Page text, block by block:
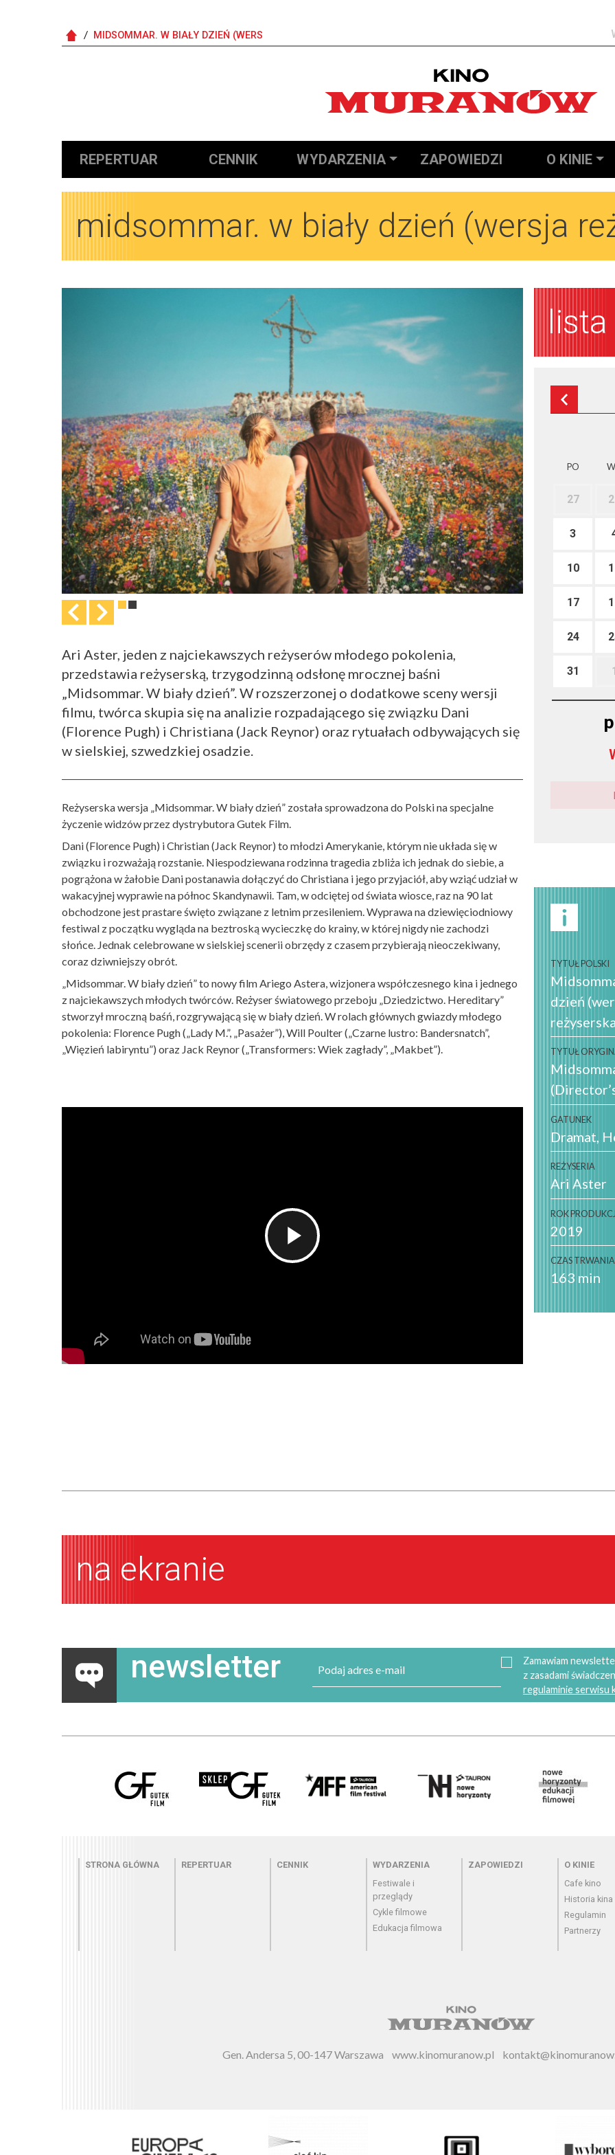
MIDSOMMAR. W BIAŁY DZIEŃ (WERS
Główna nawigacja
REPERTUAR CENNIK WYDARZENIA ZAPOWIEDZI O KINIE
midsommar. w biały dzień (wersja
Ari Aster, jeden z najciekawszych reżyserów młodego pokolenia,
przedstawia reżyserską, trzygodzinną odsłonę mrocznej baśni
„Midsommar. W biały dzień”. W rozszerzonej o dodatkowe sceny wersji
filmu, twórca skupia się na analizie rozpadającego się związku Dani
(Florence Pugh) i Christiana (Jack Reynor) oraz rytuałach odbywających się
w sielskiej, szwedzkiej osadzie.
Reżyserska wersja „Midsommar. W biały dzień” została sprowadzona do Polski na specjalne
życzenie widzów przez dystrybutora Gutek Film.
Dani (Florence Pugh) i Christian (Jack Reynor) to młodzi Amerykanie, którym nie układa się w
związku i rozważają rozstanie. Niespodziewana rodzinna tragedia zbliża ich jednak do siebie, a
pogrążona w żałobie Dani postanawia dołączyć do Christiana i jego przyjaciół, aby wziąć udział w
wakacyjnej wyprawie na północ Skandynawii. Tam, w odciętej od świata wiosce, raz na 90 lat
obchodzone jest prastare święto związane z letnim przesileniem. Wyprawa na dziewięciodniowy
festiwal z początku wygląda na beztroską wycieczkę do krainy, w której nigdy nie zachodzi
słońce. Jednak celebrowane w sielskiej scenerii obrzędy z czasem przybierają nieoczekiwany,
coraz dziwniejszy obrót.
„Midsommar. W biały dzień” to nowy film Ariego Astera, wizjonera współczesnego kina i jednego
z najciekawszych młodych twórców. Reżyser światowego przeboju „Dziedzictwo. Hereditary”
stworzył mroczną baśń, rozgrywającą się w biały dzień. W rolach głównych gwiazdy młodego
pokolenia: Florence Pugh („Lady M.”, „Pasażer”), Will Poulter („Czarne lustro: Bandersnatch”,
„Więzień labiryntu”) oraz Jack Reynor („Transformers: Wiek zagłady”, „Makbet”).
PO
27
3
10
17
24
31
TYTUŁ POLSKI
dzień
TYTUŁ
GATUNEK
Dramat
REŻYSERIA
Ari Aster
ROK
2019
CZAS TRWANIA
163 min
na ekranie
newsletter
Zamawiam
z zasadami
regulaminie serwisu
Menu - strona główna
STRONA GŁÓWNA Menu - repertuar
REPERTUAR Menu - cennik
CENNIK Menu - wydarzenia
WYDARZENIA
Festiwale i
przeglądy
Cykle filmowe
Edukacja filmowa
Menu - zapowiedzi
ZAPOWIEDZI Menu -
O KINIE
Cafe kino
Historia kina
Regulamin
Partnerzy
Gen. Andersa 5, 00-147 Warszawa www.kinomuranow.pl